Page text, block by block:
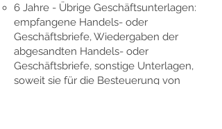
6 Jahre - Übrige Geschäftsunterlagen:
empfangene Handels- oder
Geschäftsbriefe, Wiedergaben der
abgesandten Handels- oder
Geschäftsbriefe, sonstige Unterlagen,
soweit sie für die Besteuerung von